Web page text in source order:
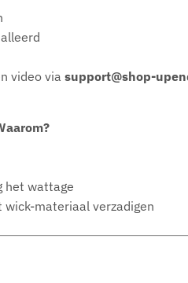
video via support@shop-
het wattage
materiaal verzadigen